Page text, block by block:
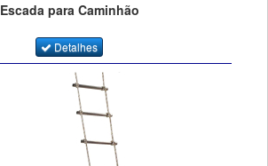
Escada para Caminhão
Detalhes